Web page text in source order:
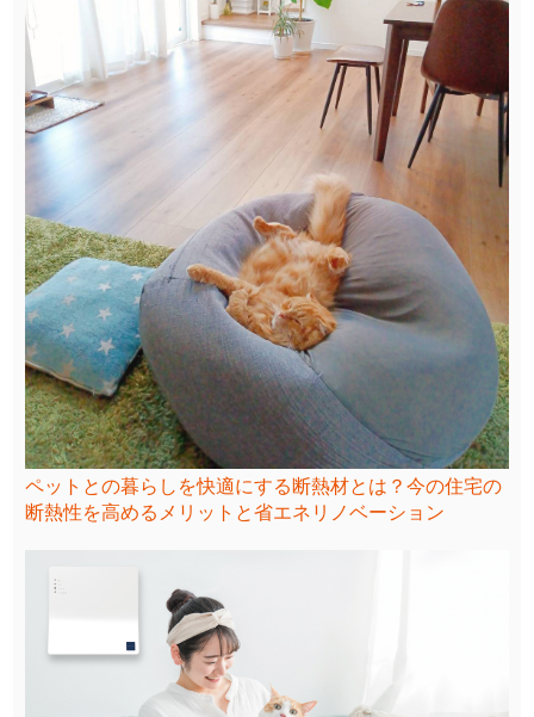
ペットとの暮らしを快適にする断熱材とは？今の住宅の
断熱性を高めるメリットと省エネリノベーション